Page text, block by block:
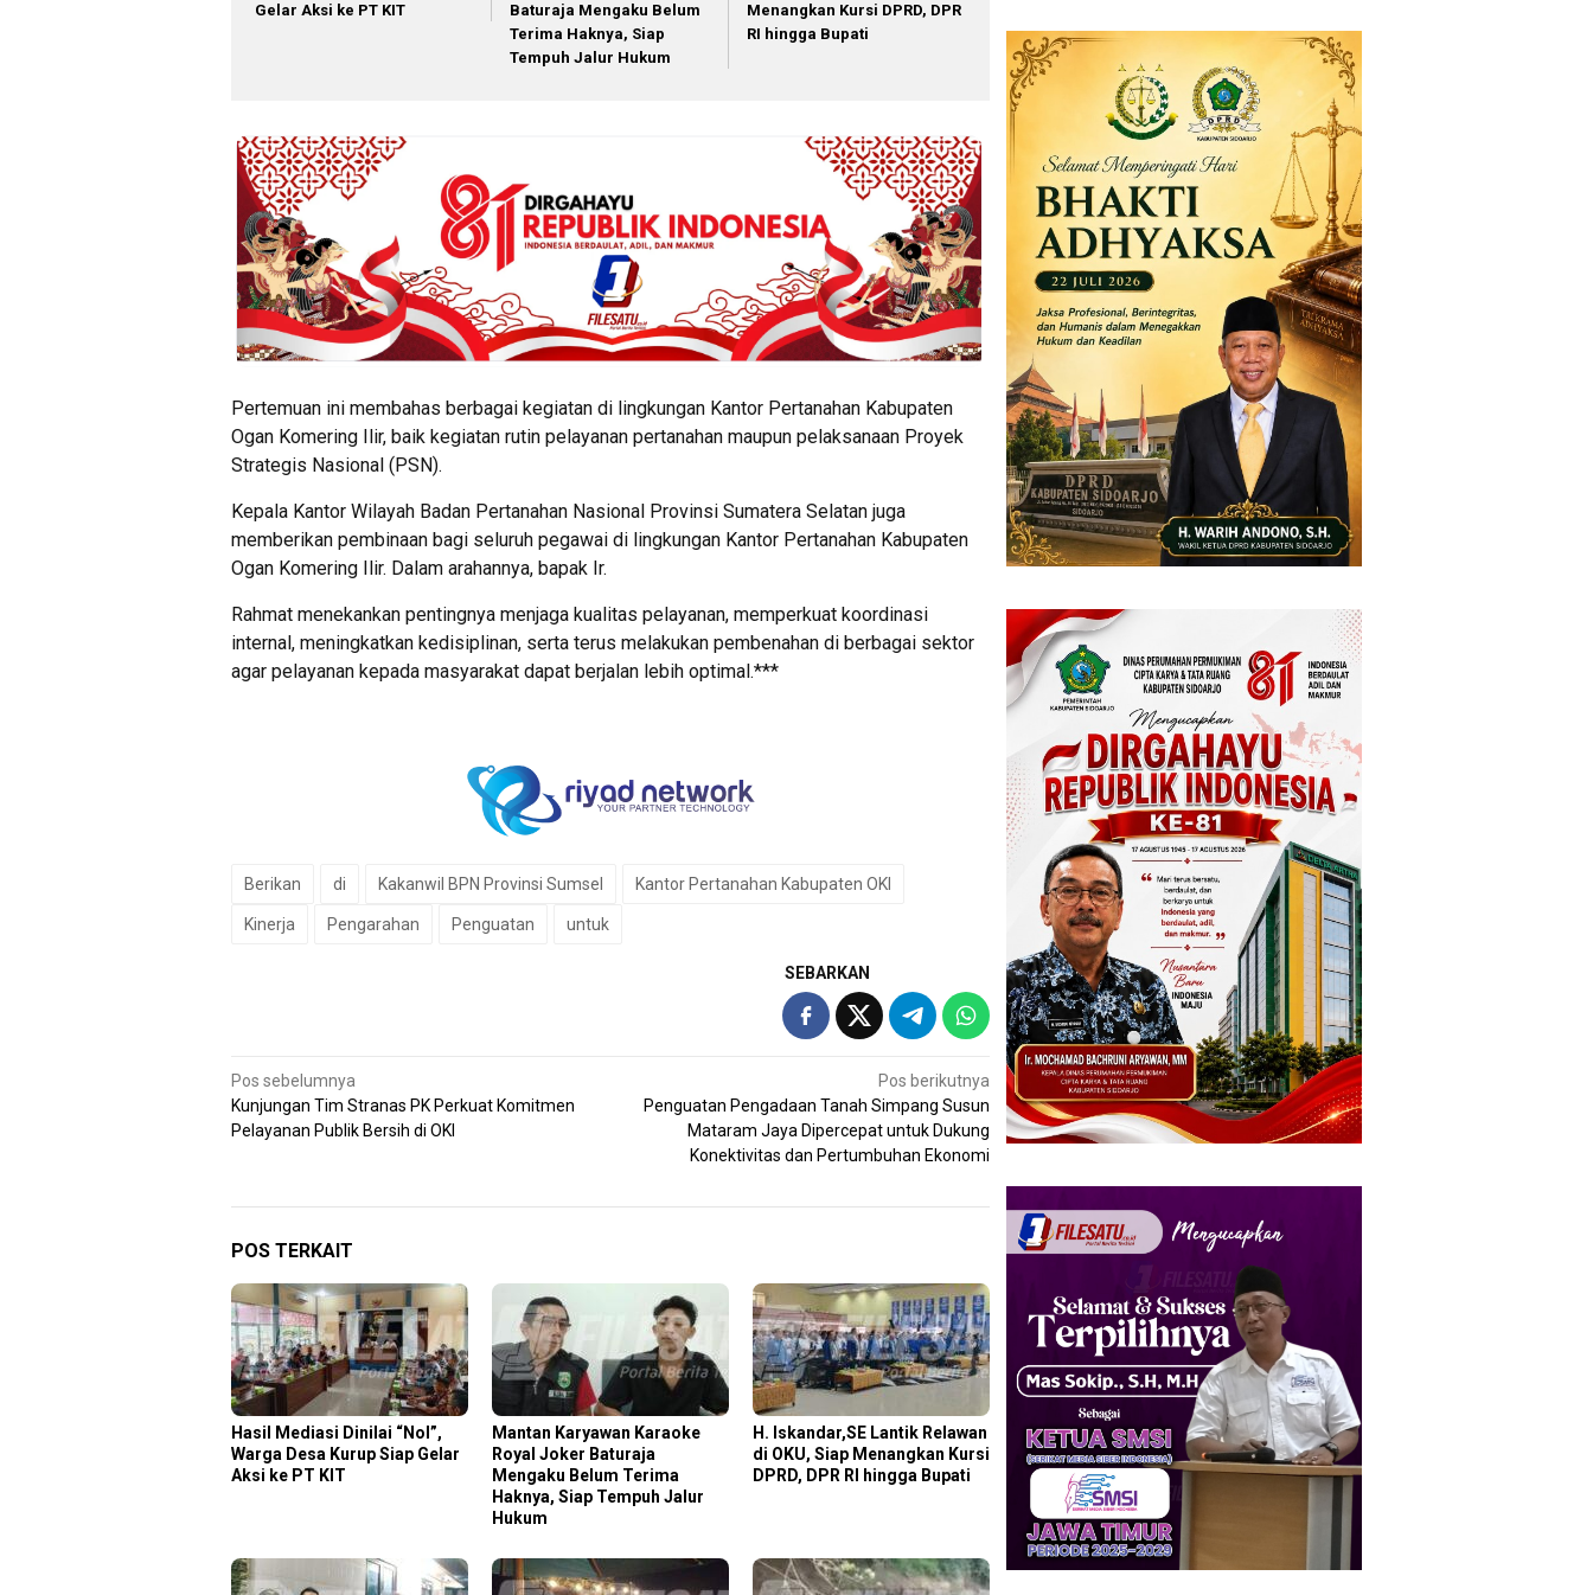
Gelar Aksi ke PT KIT
Baturaja Mengaku Belum
Terima Haknya, Siap
Tempuh Jalur Hukum
Menangkan Kursi DPRD, DPR
RI hingga Bupati
​Pertemuan ini membahas berbagai kegiatan di lingkungan Kantor Pertanahan Kabupaten
Ogan Komering Ilir, baik kegiatan rutin pelayanan pertanahan maupun pelaksanaan Proyek
Strategis Nasional (PSN).
​Kepala Kantor Wilayah Badan Pertanahan Nasional Provinsi Sumatera Selatan juga
memberikan pembinaan bagi seluruh pegawai di lingkungan Kantor Pertanahan Kabupaten
Ogan Komering Ilir. Dalam arahannya, bapak Ir.
Rahmat menekankan pentingnya menjaga kualitas pelayanan, memperkuat koordinasi
internal, meningkatkan kedisiplinan, serta terus melakukan pembenahan di berbagai sektor
agar pelayanan kepada masyarakat dapat berjalan lebih optimal.***
Berikan di Kakanwil BPN Provinsi Sumsel Kantor Pertanahan Kabupaten OKI
Kinerja Pengarahan Penguatan untuk
SEBARKAN
Navigasi
pos
Pos sebelumnya
Kunjungan Tim Stranas PK Perkuat Komitmen
Pelayanan Publik Bersih di OKI
Pos berikutnya
Penguatan Pengadaan Tanah Simpang Susun
Mataram Jaya Dipercepat untuk Dukung
Konektivitas dan Pertumbuhan Ekonomi
POS TERKAIT
Hasil Mediasi Dinilai “Nol”,
Warga Desa Kurup Siap Gelar
Aksi ke PT KIT
Mantan Karyawan Karaoke
Royal Joker Baturaja
Mengaku Belum Terima
Haknya, Siap Tempuh Jalur
Hukum
H. Iskandar,SE Lantik Relawan
di OKU, Siap Menangkan Kursi
DPRD, DPR RI hingga Bupati